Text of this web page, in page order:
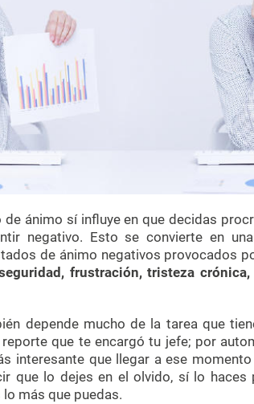
de ánimo sí influye en que decidas
negativo. Esto se convierte en
de ánimo negativos provocados
frustración, tristeza
depende mucho de la tarea que
que te encargó tu jefe; por
interesante que llegar a ese
que lo dejes en el olvido, sí lo
más que puedas.